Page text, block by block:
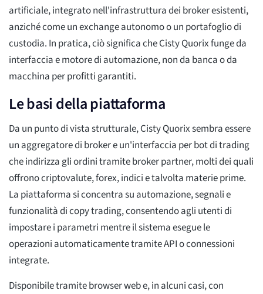
artificiale, integrato nell'infrastruttura dei broker esistenti,
anziché come un exchange autonomo o un portafoglio di
custodia. In pratica, ciò significa che Cisty Quorix funge da
interfaccia e motore di automazione, non da banca o da
macchina per profitti garantiti.
Le basi della piattaforma
Da un punto di vista strutturale, Cisty Quorix sembra essere
un aggregatore di broker e un'interfaccia per bot di trading
che indirizza gli ordini tramite broker partner, molti dei quali
offrono criptovalute, forex, indici e talvolta materie prime.
La piattaforma si concentra su automazione, segnali e
funzionalità di copy trading, consentendo agli utenti di
impostare i parametri mentre il sistema esegue le
operazioni automaticamente tramite API o connessioni
integrate.
Disponibile tramite browser web e, in alcuni casi, con